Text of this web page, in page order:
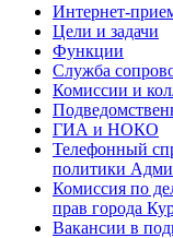
Интернет-
Цели и задачи
Функции
Служба
Комиссии и
ГИА и НОКО
Телефонный
политики
Комиссия по
прав города
Вакансии в